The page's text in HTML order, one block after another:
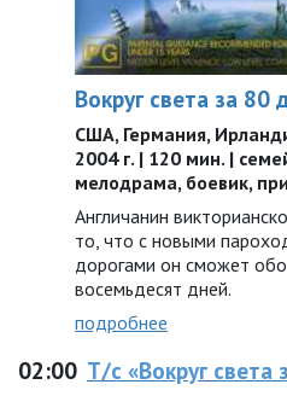
Вокруг света за 80
США, Германия,
2004 г. | 120 мин. |
мелодрама, боевик,
Англичанин
то, что с новыми
дорогами он сможет
восемьдесят дней.
подробнее
02:00 Т/с «Вокруг света